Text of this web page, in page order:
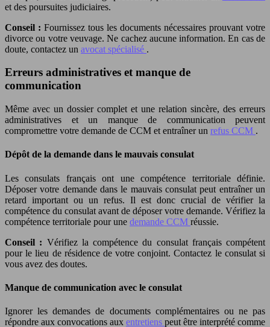
et des poursuites judiciaires.
Conseil : Fournissez tous les documents nécessaires prouvant votre
divorce ou votre veuvage. Ne cachez aucune information. En cas de
doute, contactez un avocat spécialisé .
Erreurs administratives et manque de
communication
Même avec un dossier complet et une relation sincère, des erreurs
administratives et un manque de communication peuvent
compromettre votre demande de CCM et entraîner un refus CCM .
Dépôt de la demande dans le mauvais consulat
Les consulats français ont une compétence territoriale définie.
Déposer votre demande dans le mauvais consulat peut entraîner un
retard important ou un refus. Il est donc crucial de vérifier la
compétence du consulat avant de déposer votre demande. Vérifiez la
compétence territoriale pour une demande CCM réussie.
Conseil : Vérifiez la compétence du consulat français compétent
pour le lieu de résidence de votre conjoint. Contactez le consulat si
vous avez des doutes.
Manque de communication avec le consulat
Ignorer les demandes de documents complémentaires ou ne pas
répondre aux convocations aux entretiens peut être interprété comme